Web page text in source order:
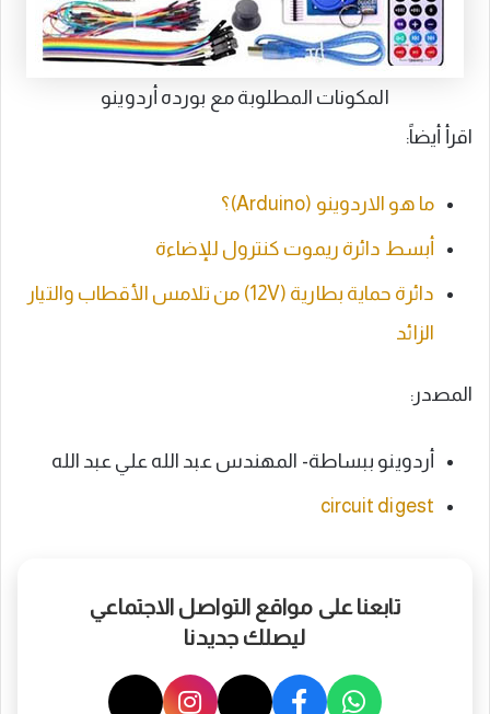
المكونات المطلوبة مع بورده أردوينو
اقرأ أيضاً:
ما هو الاردوينو (Arduino)؟
أبسط دائرة ريموت كنترول للإضاءة
دائرة حماية بطارية (12V) من تلامس الأقطاب والتيار
الزائد
المصدر:
أردوينو ببساطة- المهندس عبد الله علي عبد الله
circuit digest
تابعنا على مواقع التواصل الاجتماعي
ليصلك جديدنا